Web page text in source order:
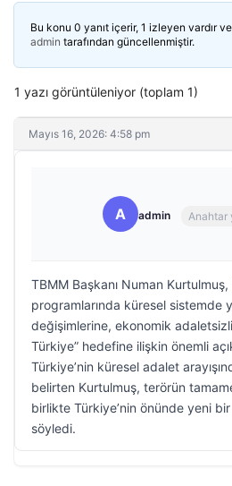
Bu konu 0 yanıt içerir, 1 izleyen vardır
admin tarafından güncellenmiştir.
1 yazı görüntüleniyor (toplam 1)
Mayıs 16, 2026: 4:58 pm
A admin Anahtar
TBMM Başkanı Numan Kurtulmuş,
programlarında küresel sistemde
değişimlerine, ekonomik
Türkiye” hedefine ilişkin önemli
Türkiye’nin küresel adalet
belirten Kurtulmuş, terörün
birlikte Türkiye’nin önünde yeni
söyledi.